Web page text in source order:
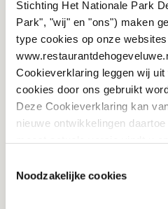
Stichting Het Nationale Park
Park", "wij" en "ons") maken
type cookies op onze websites
Cookieverklaring leggen wij
cookies door ons gebruikt
Deze Cookieverklaring kan
nieuwe ontwikkelingen
raadplegen, zodat u van deze
Noodzakelijke cookies
Schofthoogte: 65-70 cm
Paartijd: half juli tot half aug.
Draagtijd: ca. 10,5 maanden
Aantal jongen: 1-3, meestal 2
Naam volwassen mannetje: bok
Naam volwassen vrouwtje: geit
Naam jong: kalf
Naam eenjarig ree: jaarling
(vrouwtje)